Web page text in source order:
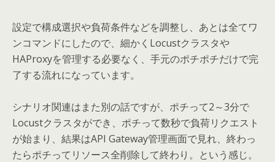
設定で構成選択や負荷条件などを調整し、あとは全てワ
ンコマンドにしたので、細かくLocustクラスタや
HAProxyを管理する必要なく、手元のポチポチだけで完
了する流れになっています。
シナリオ関連はまた別の話ですが、ポチって2～3分で
Locustクラスタができ、ポチって数秒で負荷リクエスト
が始まり、結果はAPI Gateway管理画面で見れ、終わっ
たらポチってリソース全削除して終わり。という感じ。